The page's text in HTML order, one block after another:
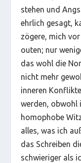
stehen und
ehrlich gesagt,
zögere, mich
outen; nur
das wohl die
nicht mehr
inneren
werden, obwohl
homophobe
alles, was ich
das Schreiben
schwieriger als